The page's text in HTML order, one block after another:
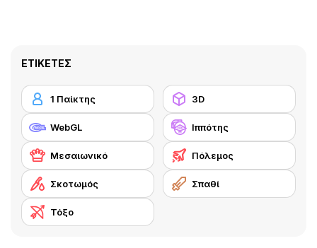
ΕΤΙΚΈΤΕΣ
1 Παίκτης 3D
WebGL Ιππότης
Μεσαιωνικό Πόλεμος
Σκοτωμός Σπαθί
Τόξο